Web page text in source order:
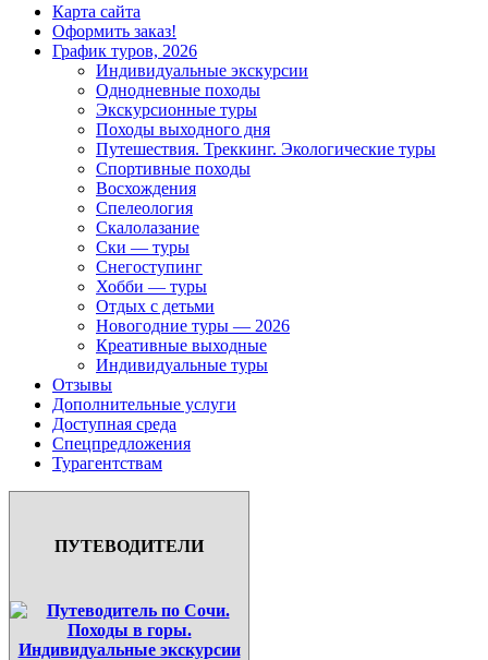
Карта сайта
Оформить заказ!
График туров, 2026
Индивидуальные экскурсии
Однодневные походы
Экскурсионные туры
Походы выходного дня
Путешествия. Треккинг. Экологические туры
Спортивные походы
Восхождения
Спелеология
Скалолазание
Ски — туры
Снегоступинг
Хобби — туры
Отдых с детьми
Новогодние туры — 2026
Креативные выходные
Индивидуальные туры
Отзывы
Дополнительные услуги
Доступная среда
Спецпредложения
Турагентствам
ПУТЕВОДИТЕЛИ